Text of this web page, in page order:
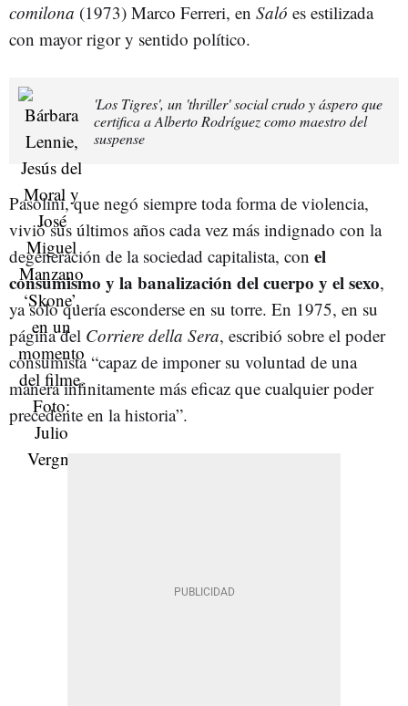
comilona (1973) Marco Ferreri, en Saló es estilizada
con mayor rigor y sentido político.
'Los Tigres', un 'thriller' social crudo y áspero que
certifica a Alberto Rodríguez como maestro del
suspense
Pasolini, que negó siempre toda forma de violencia,
vivió sus últimos años cada vez más indignado con la
degeneración de la sociedad capitalista, con el
consumismo y la banalización del cuerpo y el sexo,
ya solo quería esconderse en su torre. En 1975, en su
página del Corriere della Sera, escribió sobre el poder
consumista “capaz de imponer su voluntad de una
manera infinitamente más eficaz que cualquier poder
precedente en la historia”.